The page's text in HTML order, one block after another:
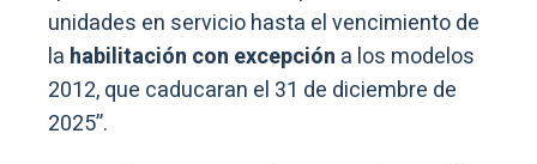
unidades en servicio hasta el vencimiento de
la habilitación con excepción a los modelos
2012, que caducaran el 31 de diciembre de
2025”.